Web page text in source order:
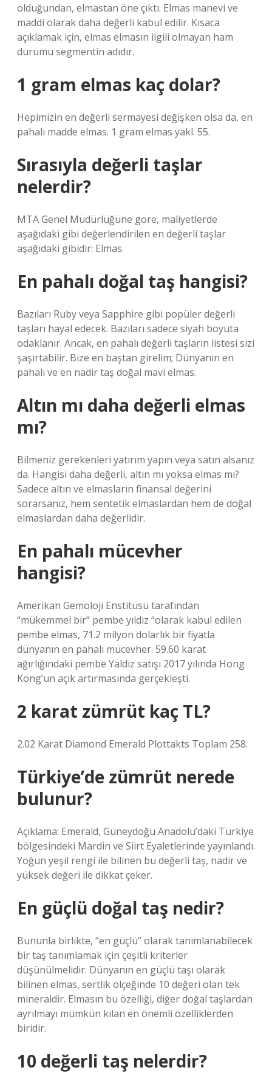
olduğundan, elmastan öne çıktı. Elmas manevi ve
maddi olarak daha değerli kabul edilir. Kısaca
açıklamak için, elmas elmasın ilgili olmayan ham
durumu segmentin adıdır.
1 gram elmas kaç dolar?
Hepimizin en değerli sermayesi değişken olsa da, en
pahalı madde elmas. 1 gram elmas yakl. 55.
Sırasıyla değerli taşlar
nelerdir?
MTA Genel Müdürlüğüne göre, maliyetlerde
aşağıdaki gibi değerlendirilen en değerli taşlar
aşağıdaki gibidir: Elmas.
En pahalı doğal taş hangisi?
Bazıları Ruby veya Sapphire gibi popüler değerli
taşları hayal edecek. Bazıları sadece siyah boyuta
odaklanır. Ancak, en pahalı değerli taşların listesi sizi
şaşırtabilir. Bize en baştan girelim; Dünyanın en
pahalı ve en nadir taş doğal mavi elmas.
Altın mı daha değerli elmas
mı?
Bilmeniz gerekenleri yatırım yapın veya satın alsanız
da. Hangisi daha değerli, altın mı yoksa elmas mı?
Sadece altın ve elmasların finansal değerini
sorarsanız, hem sentetik elmaslardan hem de doğal
elmaslardan daha değerlidir.
En pahalı mücevher
hangisi?
Amerikan Gemoloji Enstitüsü tarafından
“mükemmel bir” pembe yıldız “olarak kabul edilen
pembe elmas, 71.2 milyon dolarlık bir fiyatla
dünyanın en pahalı mücevher. 59.60 karat
ağırlığındaki pembe Yaldiz satışı 2017 yılında Hong
Kong’un açık artırmasında gerçekleşti.
2 karat zümrüt kaç TL?
2.02 Karat Diamond Emerald Plottakts Toplam 258.
Türkiye’de zümrüt nerede
bulunur?
Açıklama: Emerald, Güneydoğu Anadolu’daki Türkiye
bölgesindeki Mardin ve Siirt Eyaletlerinde yayınlandı.
Yoğun yeşil rengi ile bilinen bu değerli taş, nadir ve
yüksek değeri ile dikkat çeker.
En güçlü doğal taş nedir?
Bununla birlikte, “en güçlü” olarak tanımlanabilecek
bir taş tanımlamak için çeşitli kriterler
düşünülmelidir. Dünyanın en güçlü taşı olarak
bilinen elmas, sertlik ölçeğinde 10 değeri olan tek
mineraldir. Elmasın bu özelliği, diğer doğal taşlardan
ayrılmayı mümkün kılan en önemli özelliklerden
biridir.
10 değerli taş nelerdir?